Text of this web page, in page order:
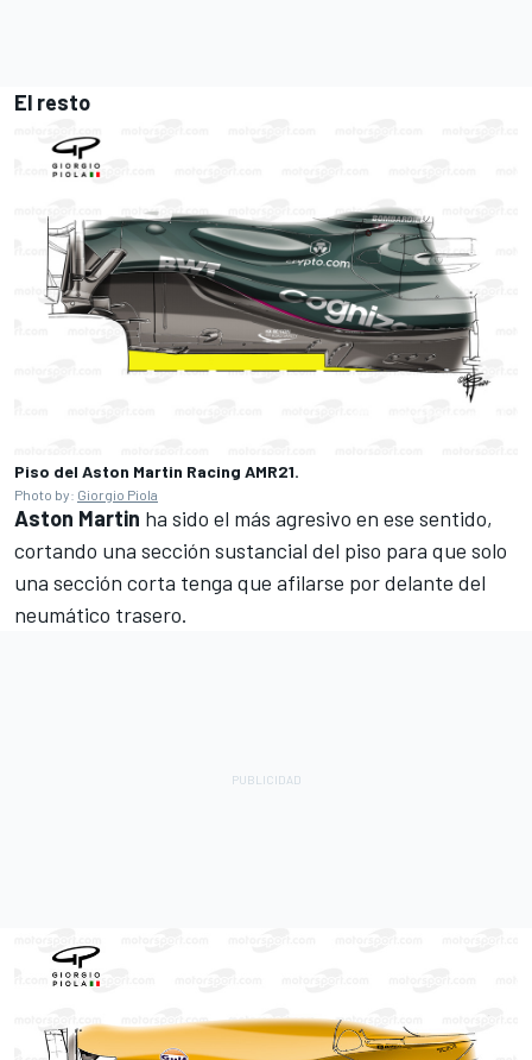
El resto
Piso del Aston Martin Racing AMR21.
Photo by: Giorgio Piola
Aston Martin ha sido el más agresivo en ese sentido,
cortando una sección sustancial del piso para que solo
una sección corta tenga que afilarse por delante del
neumático trasero.